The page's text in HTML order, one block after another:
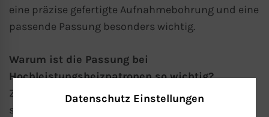
eine präzise gefertigte Aufnahmebohrung und eine
passende Passung besonders wichtig.
Warum ist die Passung bei
Hochleistungsheizpatronen so wichtig?
Zwischen Heizpatrone und Aufnahmebohrung
sollte das Bohrungsspiel möglichst gering sein.
Datenschutz Einstellungen